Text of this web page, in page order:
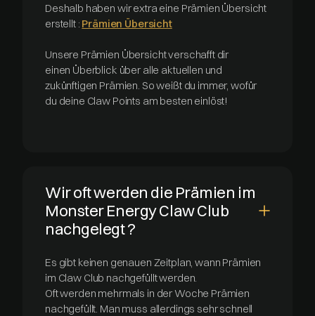
Deshalb haben wir extra eine Prämien Übersicht
erstellt : Prämien Übersicht
Unsere Prämien Übersicht verschafft dir
einen Überblick über alle aktuellen und
zukünftigen Prämien. So weißt du immer, wofür
du deine Claw Points am besten einlöst!
Wir oft werden die Prämien im
Monster Energy Claw Club
nachgelegt ?
Es gibt keinen genauen Zeitplan, wann Prämien
im Claw Club nachgefüllt werden.
Oft werden mehrmals in der Woche Prämien
nachgefüllt. Man muss allerdings sehr schnell